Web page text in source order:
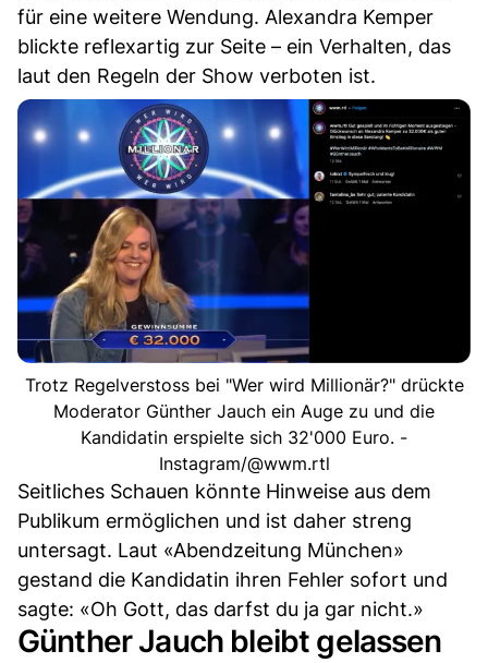
für eine weitere Wendung. Alexandra Kemper
blickte reflexartig zur Seite – ein Verhalten, das
laut den Regeln der Show verboten ist.
Trotz Regelverstoss bei "Wer wird Millionär?" drückte
Moderator Günther Jauch ein Auge zu und die
Kandidatin erspielte sich 32'000 Euro. -
Instagram/@wwm.rtl
Seitliches Schauen könnte Hinweise aus dem
Publikum ermöglichen und ist daher streng
untersagt. Laut «Abendzeitung München»
gestand die Kandidatin ihren Fehler sofort und
sagte: «Oh Gott, das darfst du ja gar nicht.»
Günther Jauch bleibt gelassen